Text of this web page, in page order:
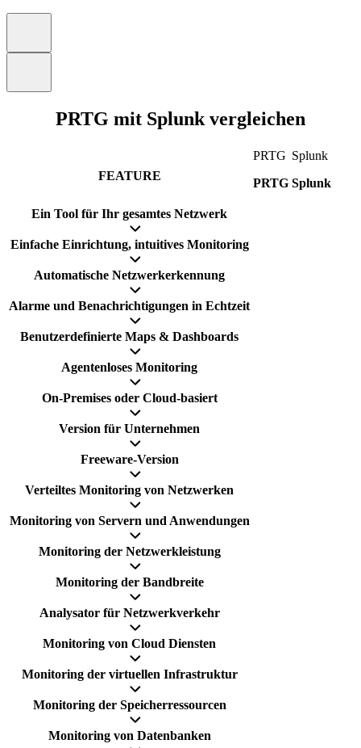
PRTG mit Splunk vergleichen
FEATURE
PRTG
PRTG
Splunk
Splunk
Ein Tool für Ihr gesamtes Netzwerk
Einfache Einrichtung, intuitives Monitoring
Automatische Netzwerkerkennung
Alarme und Benachrichtigungen in Echtzeit
Benutzerdefinierte Maps & Dashboards
Agentenloses Monitoring
On-Premises oder Cloud-basiert
Version für Unternehmen
Freeware-Version
Verteiltes Monitoring von Netzwerken
Monitoring von Servern und Anwendungen
Monitoring der Netzwerkleistung
Monitoring der Bandbreite
Analysator für Netzwerkverkehr
Monitoring von Cloud Diensten
Monitoring der virtuellen Infrastruktur
Monitoring der Speicherressourcen
Monitoring von Datenbanken